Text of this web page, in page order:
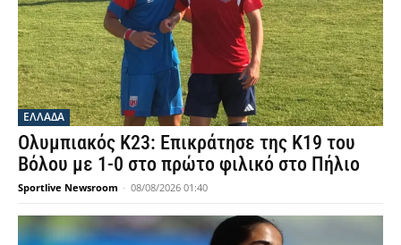
ΕΛΛΑΔΑ
Ολυμπιακός Κ23: Επικράτησε της Κ19 του
Βόλου με 1-0 στο πρώτο φιλικό στο Πήλιο
Sportlive Newsroom - 08/08/2026 01:40